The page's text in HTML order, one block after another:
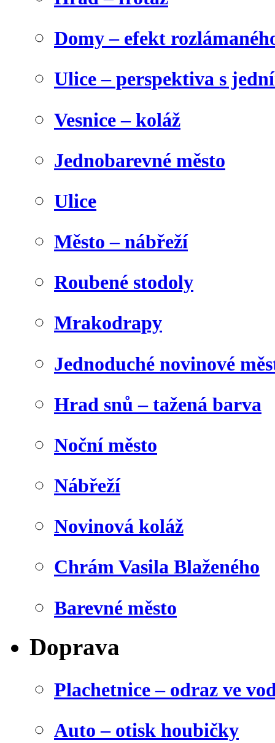
Domy – efekt
Ulice – perspektiva s
Vesnice – koláž
Jednobarevné město
Ulice
Město – nábřeží
Roubené stodoly
Mrakodrapy
Jednoduché novinové
Hrad snů – tažená barva
Noční město
Nábřeží
Novinová koláž
Chrám Vasila Blaženého
Barevné město
Doprava
Plachetnice – odraz ve
Auto – otisk houbičky